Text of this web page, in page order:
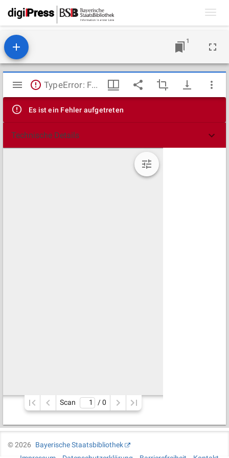
1
Mirador
Viewer
TypeError: Failed to fetch
Es ist ein Fehler aufgetreten
Technische Details
Scan / 0
©2026
Bayerische Staatsbibliothek